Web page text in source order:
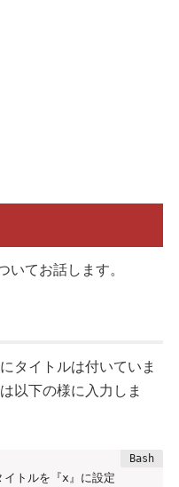
いてお話します。
タイトルは付いていま
以下の様に入力しま